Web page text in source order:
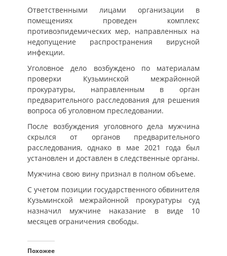
Ответственными лицами организации в
помещениях проведен комплекс
противоэпидемических мер, направленных на
недопущение распространения вирусной
инфекции.
Уголовное дело возбуждено по материалам
проверки Кузьминской межрайонной
прокуратуры, направленным в орган
предварительного расследования для решения
вопроса об уголовном преследовании.
После возбуждения уголовного дела мужчина
скрылся от органов предварительного
расследования, однако в мае 2021 года был
установлен и доставлен в следственные органы.
Мужчина свою вину признал в полном объеме.
С учетом позиции государственного обвинителя
Кузьминской межрайонной прокуратуры суд
назначил мужчине наказание в виде 10
месяцев ограничения свободы.
Похожее